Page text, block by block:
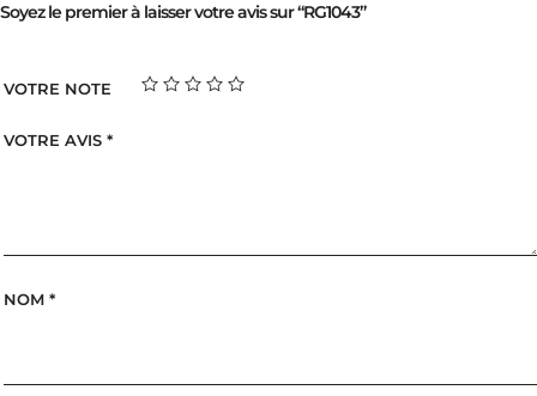
Soyez le premier à laisser votre avis sur “RG1043”
VOTRE NOTE
VOTRE AVIS *
NOM *